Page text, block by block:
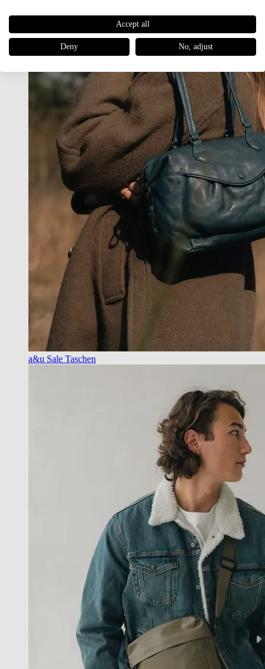
a&u Sale Taschen
Accept all
Deny No, adjust